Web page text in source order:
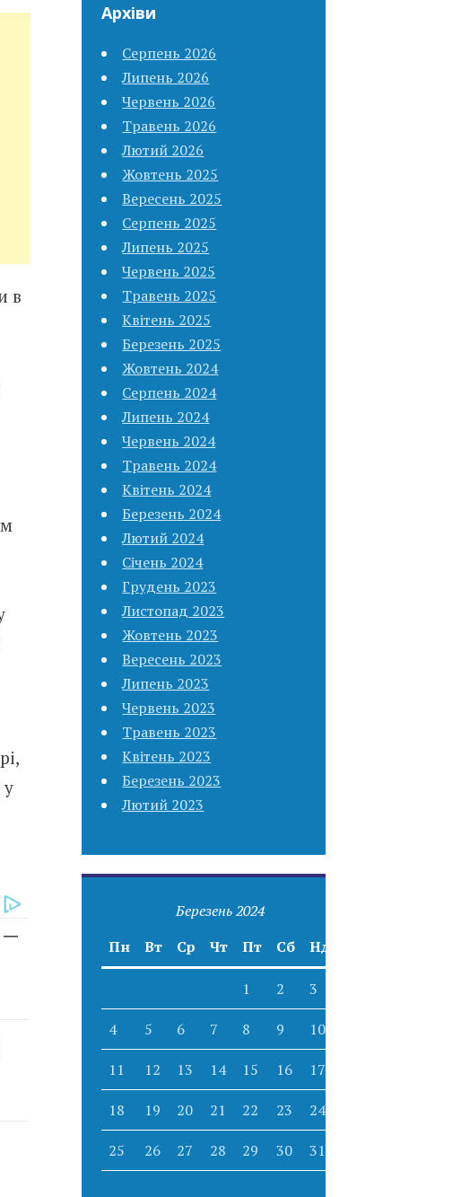
в
Архіви
Серпень 2026
Липень 2026
Червень 2026
Травень 2026
Лютий 2026
Жовтень 2025
Вересень 2025
Серпень 2025
Липень 2025
Червень 2025
Травень 2025
Квітень 2025
Березень 2025
Жовтень 2024
Серпень 2024
Липень 2024
Червень 2024
Травень 2024
Квітень 2024
Березень 2024
Лютий 2024
Січень 2024
Грудень 2023
Листопад 2023
Жовтень 2023
Вересень 2023
Липень 2023
Червень 2023
Травень 2023
Квітень 2023
Березень 2023
Лютий 2023
Березень 2024
Пн
Вт Ср Чт Пт Сб Нд
1 2 3
4 5 6 7 8 9 10
11 12 13 14 15 16 17
18 19 20 21 22 23 24
25 26 27 28 29 30 31